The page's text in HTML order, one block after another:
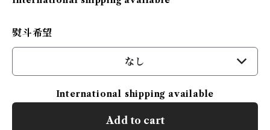
熨斗希望
なし
International shipping available
Add to cart